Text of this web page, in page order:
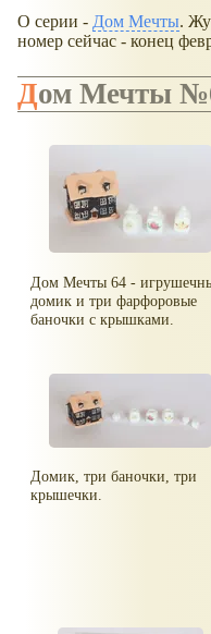
О серии - Дом Мечты.
номер сейчас - конец
Дом Мечты
Дом Мечты 64 -
домик и три фарфоровые
баночки с крышками.
Домик, три баночки, три
крышечки.